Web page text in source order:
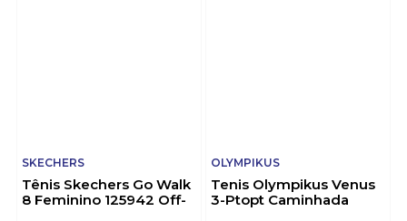
SKECHERS
Tênis Skechers Go Walk
8 Feminino 125942 Off-
OLYMPIKUS
Tenis Olympikus Venus
3-Ptopt Caminhada